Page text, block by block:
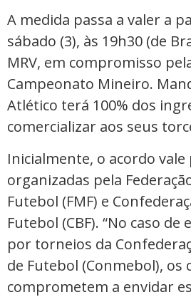
A medida passa a valer a
sábado (3), às 19h30 (de
MRV, em compromisso
Campeonato Mineiro.
Atlético terá 100% dos
comercializar aos seus
Inicialmente, o acordo
organizadas pela
Futebol (FMF) e
Futebol (CBF). “No caso
por torneios da
de Futebol (Conmebol), os
comprometem a envidar